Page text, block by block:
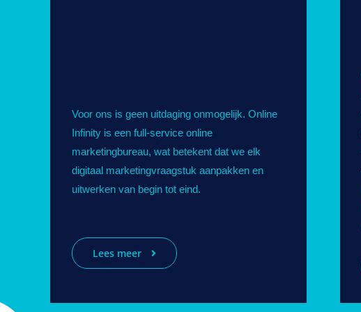
Voor ons is geen uitdaging onmogelijk. Online
Infinity is een full-service online
marketingbureau, wat betekent dat we elk
digitaal marketingvraagstuk aanpakken en
uitwerken van begin tot eind.
Lees meer